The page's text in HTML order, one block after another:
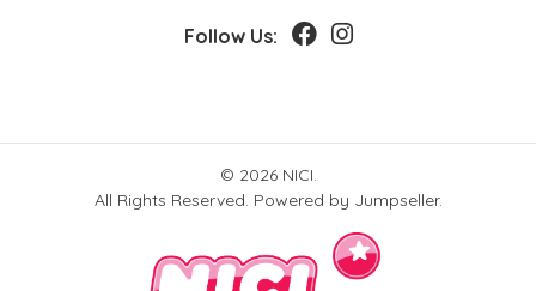
Follow Us:
© 2026 NICI.
All Rights Reserved. Powered by Jumpseller.